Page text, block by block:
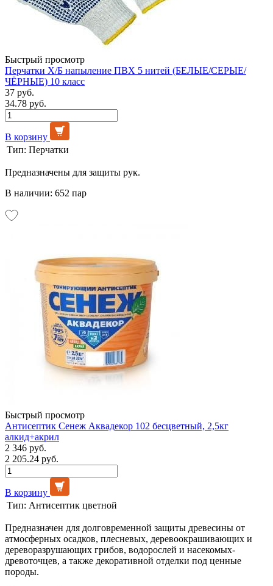
Быстрый просмотр
Перчатки Х/Б напыление ПВХ 5 нитей (БЕЛЫЕ/СЕРЫЕ/
ЧЁРНЫЕ) 10 класс
37 руб.
34.78 руб.
В корзину
Тип: Перчатки
Предназначены для защиты рук.
В наличии: 652 пар
Быстрый просмотр
Антисептик Сенеж Аквадекор 102 бесцветный, 2,5кг
алкид+акрил
2 346 руб.
2 205.24 руб.
В корзину
Тип: Антисептик цветной
Предназначен для долговременной защиты древесины от
атмосферных осадков, плесневых, деревоокрашивающих и
дереворазрушающих грибов, водорослей и насекомых-
древоточцев, а также декоративной отделки под ценные
породы.